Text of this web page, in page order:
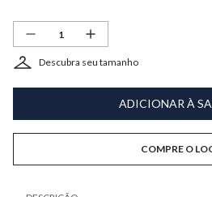
Descubra seu tamanho
ADICIONAR À
COMPRE O